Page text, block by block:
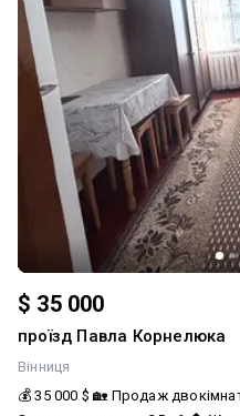
$ 35 000
проїзд Павла Корнелюка
Вінниця
💰 35 000 $ 🏡 Продаж двокімнатної квартири, м. Вінниця 📐